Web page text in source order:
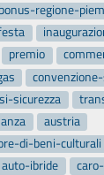
bonus-regione-
premio
sicurezza
austria
di-beni-culturali
auto-ibride